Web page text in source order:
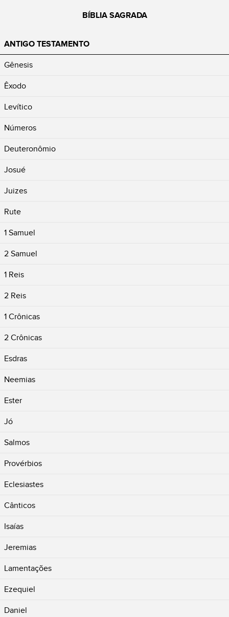
BÍBLIA SAGRADA
ANTIGO TESTAMENTO
Gênesis
Êxodo
Levítico
Números
Deuteronômio
Josué
Juizes
Rute
1 Samuel
2 Samuel
1 Reis
2 Reis
1 Crônicas
2 Crônicas
Esdras
Neemias
Ester
Jó
Salmos
Provérbios
Eclesiastes
Cânticos
Isaías
Jeremias
Lamentações
Ezequiel
Daniel